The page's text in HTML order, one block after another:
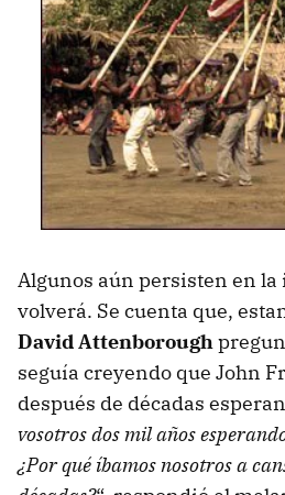
Algunos aún persisten en
volverá. Se cuenta que,
David Attenborough
seguía creyendo que John
después de décadas
vosotros dos mil años
¿Por qué íbamos nosotros a